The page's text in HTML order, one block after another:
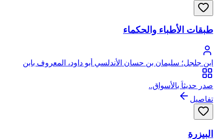
طبقات الأطباء والحكماء
ابن جلجل؛ سليمان بن حسان الأندلسي أبو داود، المعروف بابن
جلجل
صدر حديثاً بالأسواق..
تفاصيل
البيزرة